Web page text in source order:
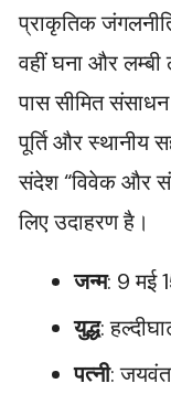
प्राकृतिक
वहीं घना और लम्बी
पास सीमित
पूर्ति और स्थानीय
संदेश “विवेक और
लिए उदाहरण है।
जन्म: 9 मई
युद्ध:
पत्नी: